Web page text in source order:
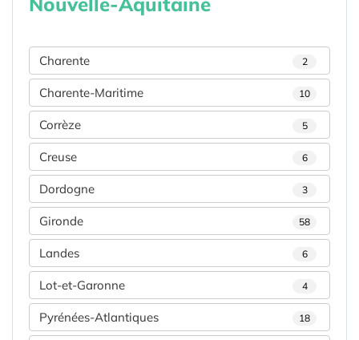
Charente 2
Charente-Maritime 10
Corrèze 5
Creuse 6
Dordogne 3
Gironde 58
Landes 6
Lot-et-Garonne 4
Pyrénées-Atlantiques 18